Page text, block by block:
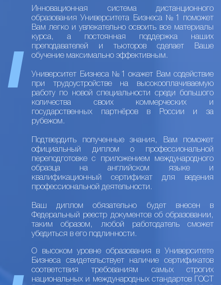
Инновационная система дистанционного
образования Университета Бизнеса №1 поможет
Вам легко и увлекательно освоить все материалы
курса, а постоянная поддержка наших
преподавателей и тьюторов сделает Ваше
обучение максимально эффективным.
Университет Бизнеса №1 окажет Вам содействие
при трудоустройстве на высокооплачиваемую
работу по новой специальности среди большого
количества своих коммерческих и
государственных партнёров в России и за
рубежом.
Подтвердить полученные знания, Вам поможет
официальный диплом о профессиональной
переподготовке с приложением международного
образца на английском языке и
квалификационный сертификат для ведения
профессиональной деятельности.
Ваш диплом обязательно будет внесен в
Федеральный реестр документов об образовании,
таким образом, любой работодатель сможет
убедиться в его подлинности.
О высоком уровне образования в Университете
Бизнеса свидетельствует наличие сертификатов
соответствия требованиям самых строгих
национальных и международных стандартов ГОСТ